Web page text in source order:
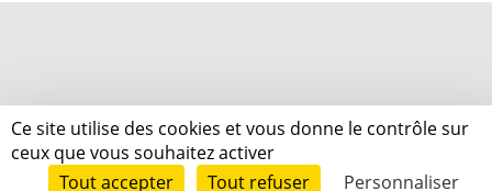
Ce site utilise des cookies et vous donne le contrôle sur
ceux que vous souhaitez activer
Tout accepter
Tout refuser Personnaliser